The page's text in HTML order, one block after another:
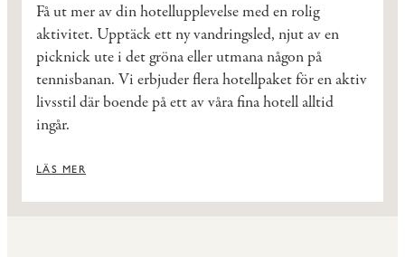
Få ut mer av din hotellupplevelse med en rolig
aktivitet. Upptäck ett ny vandringsled, njut av en
picknick ute i det gröna eller utmana någon på
tennisbanan. Vi erbjuder flera hotellpaket för en aktiv
livsstil där boende på ett av våra fina hotell alltid
ingår.
LÄS MER